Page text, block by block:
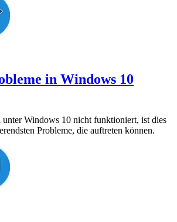
in Windows 10
Windows 10 nicht funktioniert, ist dies
Probleme, die auftreten können.